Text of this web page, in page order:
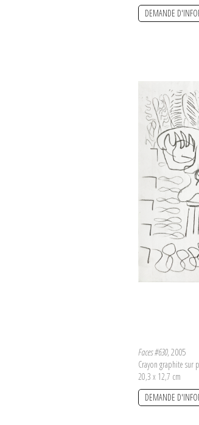
DEMANDE
Faces #630, 2005
Crayon graphite sur
20,3 x 12,7 cm
DEMANDE